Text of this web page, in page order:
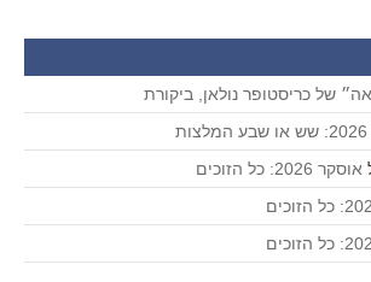
של כריסטופר נולאן, ביקורת
אוסקר 2026: כל הזוכים